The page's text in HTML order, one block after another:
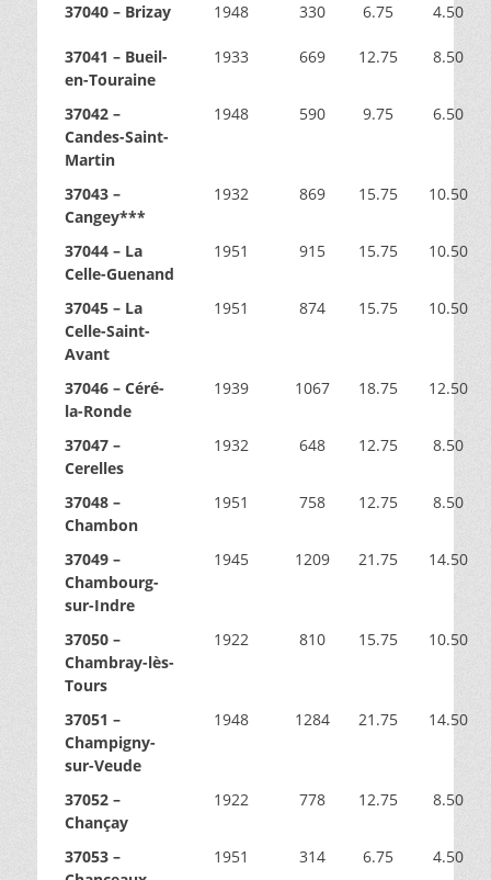
37040 – Brizay 1948 330 6.75 4.50
37041 – Bueil-
en-Touraine
1933 669 12.75 8.50
37042 –
Candes-Saint-
Martin
1948 590 9.75 6.50
37043 –
Cangey***
1932 869 15.75 10.50
37044 – La
Celle-Guenand
1951 915 15.75 10.50
37045 – La
Celle-Saint-
Avant
1951 874 15.75 10.50
37046 – Céré-
la-Ronde
1939 1067 18.75 12.50
37047 –
Cerelles
1932 648 12.75 8.50
37048 –
Chambon
1951 758 12.75 8.50
37049 –
Chambourg-
sur-Indre
1945 1209 21.75 14.50
37050 –
Chambray-lès-
Tours
1922 810 15.75 10.50
37051 –
Champigny-
sur-Veude
1948 1284 21.75 14.50
37052 –
Chançay
1922 778 12.75 8.50
37053 –
1951 314 6.75 4.50